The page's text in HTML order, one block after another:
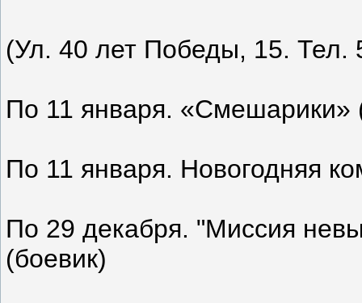
(Ул. 40 лет Победы, 15.
По 11 января. «Смешарики»
По 11 января. Новогодняя
По 29 декабря. "Миссия
(боевик)